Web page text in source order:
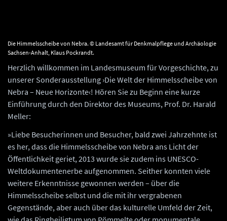
Die Himmelsscheibe von Nebra. © Landesamt für Denkmalpflege und Archäologie
Sachsen-Anhalt, Klaus Pockrandt.
Herzlich willkommen im Landesmuseum für Vorgeschichte, zu
unserer Sonderausstellung ›Die Welt der Himmelsscheibe von
Nebra – Neue Horizonte‹! Hören Sie zu Beginn eine kurze
Einführung durch den Direktor des Museums, Prof. Dr. Harald
Meller:
»Liebe Besucherinnen und Besucher, bald zwei Jahrzehnte ist
es her, dass die Himmelsscheibe von Nebra ans Licht der
Öffentlichkeit geriet, 2013 wurde sie zudem ins UNESCO-
Weltdokumentenerbe aufgenommen. Seither konnten viele
weitere Erkenntnisse gewonnen werden – über die
Himmelsscheibe selbst und die mit ihr vergrabenen
Gegenstände, aber auch über das kulturelle Umfeld der Zeit,